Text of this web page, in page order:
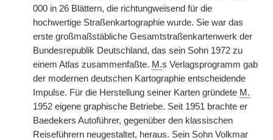
000 in 26 Blättern, die richtungweisend für die
hochwertige Straßenkartographie wurde. Sie war das
erste großmaßstäbliche Gesamtstraßenkartenwerk der
Bundesrepublik Deutschland, das sein Sohn 1972 zu
einem Atlas zusammenfaßte. M.s Verlagsprogramm gab
der modernen deutschen Kartographie entscheidende
Impulse. Für die Herstellung seiner Karten gründete M.
1952 eigene graphische Betriebe. Seit 1951 brachte er
Baedekers Autoführer, gegenüber den klassischen
Reiseführern neugestaltet, heraus. Sein Sohn Volkmar